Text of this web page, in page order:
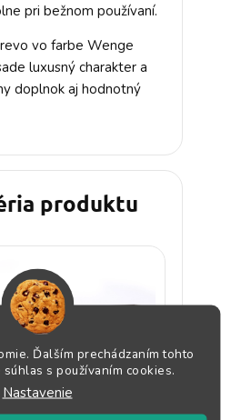
Ďalším prechádzaním tohto
s používaním cookies.
Nastavenie
pri bežnom používaní.
vo farbe Wenge
luxusný charakter a
doplnok aj hodnotný
produktu